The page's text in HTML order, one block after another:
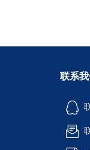
联系我